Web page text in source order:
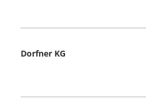
Dorfner KG